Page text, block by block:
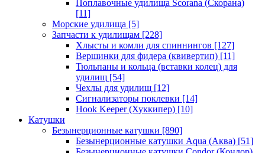
Поплавочные удилища Scorana (Скорана)
[11]
Морские удилища [5]
Запчасти к удилищам [228]
Хлысты и комли для спиннингов [127]
Вершинки для фидера (квивертип) [11]
Тюльпаны и кольца (вставки колец) для
удилищ [54]
Чехлы для удилищ [12]
Сигнализаторы поклевки [14]
Hook Keeper (Хуккипер) [10]
Катушки
Безынерционные катушки [890]
Безынерционные катушки Aqua (Аква) [51]